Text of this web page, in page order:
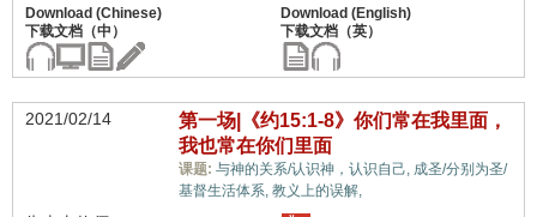
2021/02/14
第一场|《约15:1-8》你们常在我里面，
我也常在你们里面
课题: 与神的关系/认识神，认识自己, 成圣/分别为圣/
基督生活体系, 教义上的误解,